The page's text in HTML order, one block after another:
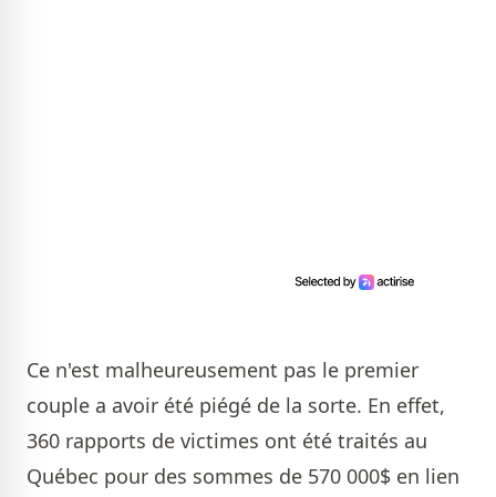
Ce n'est malheureusement pas le premier
couple a avoir été piégé de la sorte. En effet,
360 rapports de victimes ont été traités au
Québec pour des sommes de 570 000$ en lien